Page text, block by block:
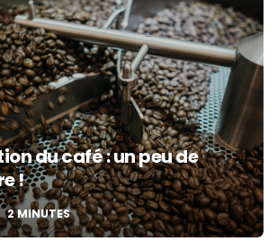
du café : un peu de
!
2MINUTES